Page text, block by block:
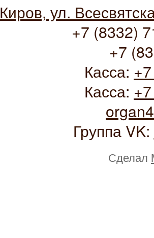
Киров, ул.
+7 (8332)
+7
Касса:
Касса:
Группа VK:
Сделал